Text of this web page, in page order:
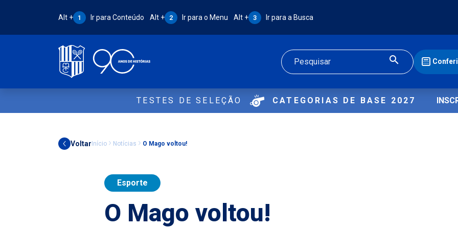
Atalho Alt + 1:
Alt + 1 Ir para Conteúdo Atalho Alt + 2:
Alt + 2 Ir para o Menu Atalho Alt + 3:
Alt + 3 Ir para a Busca
Buscar
TESTES DE SELEÇÃO CATEGORIAS DE BASE 2027
Voltar Início Notícias O Mago voltou!
Esporte
O Mago voltou!